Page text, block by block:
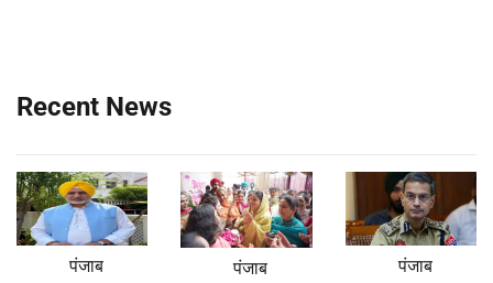
Recent News
पंजाब पंजाब पंजाब